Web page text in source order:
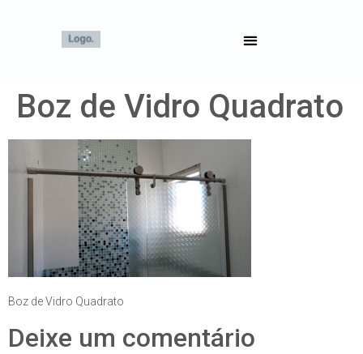
Boz de Vidro Quadrato
Boz de Vidro Quadrato
Deixe um comentário